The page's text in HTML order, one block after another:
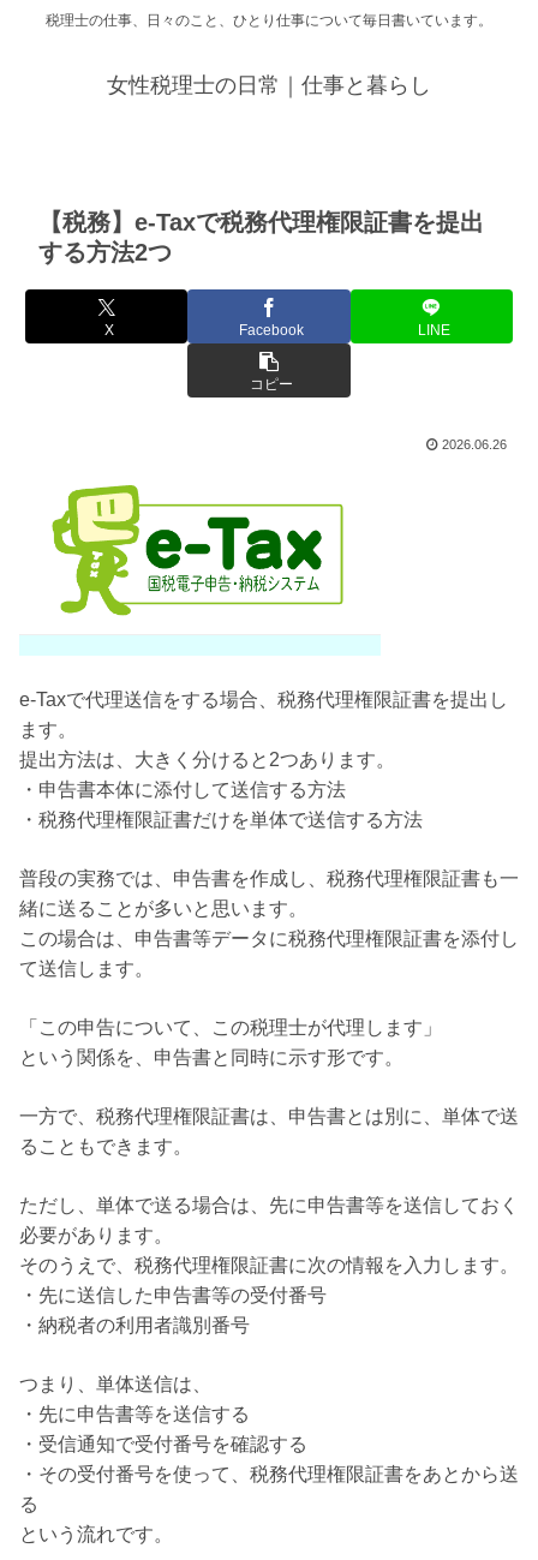
税理士の仕事、日々のこと、ひとり仕事について毎日書いています。
女性税理士の日常｜仕事と暮らし
【税務】e-Taxで税務代理権限証書を提出
する方法2つ
X Facebook LINE
コピー
2026.06.26
e-Taxで代理送信をする場合、税務代理権限証書を提出し
ます。
提出方法は、大きく分けると2つあります。
・申告書本体に添付して送信する方法
・税務代理権限証書だけを単体で送信する方法
普段の実務では、申告書を作成し、税務代理権限証書も一
緒に送ることが多いと思います。
この場合は、申告書等データに税務代理権限証書を添付し
て送信します。
「この申告について、この税理士が代理します」
という関係を、申告書と同時に示す形です。
一方で、税務代理権限証書は、申告書とは別に、単体で送
ることもできます。
ただし、単体で送る場合は、先に申告書等を送信しておく
必要があります。
そのうえで、税務代理権限証書に次の情報を入力します。
・先に送信した申告書等の受付番号
・納税者の利用者識別番号
つまり、単体送信は、
・先に申告書等を送信する
・受信通知で受付番号を確認する
・その受付番号を使って、税務代理権限証書をあとから送
る
という流れです。